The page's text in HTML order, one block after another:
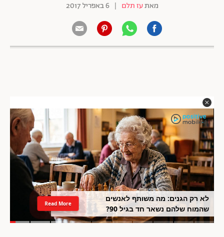
מאתעז תלם | 6 באפריל 2017
לא רק הגנים: מה משותף לאנשים
שהמוח שלהם נשאר חד בגיל 90?
Read More